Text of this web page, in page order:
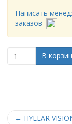
Написать
заказов
В
← HYLLAR